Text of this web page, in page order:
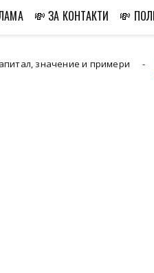
💸 ЗА КОНТАКТИ 💸
и примери имот